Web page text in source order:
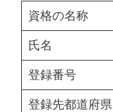
資格の名称
氏名
登録番号
登録先都道府県